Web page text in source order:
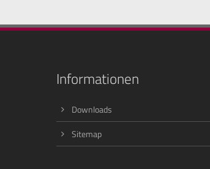
Informationen
Downloads
Sitemap